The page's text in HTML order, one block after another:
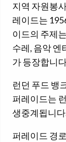
지역 자원봉
레이드는
이드의 주제
수레, 음악 엔
가 등장합니
런던 푸드 뱅
퍼레이드는
생중계됩니
퍼레이드 경